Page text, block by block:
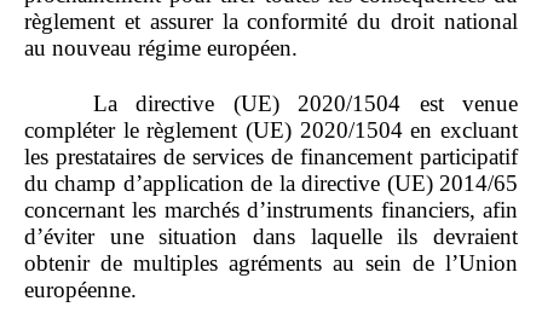
règlement et assurer la conformité du droit national
au nouveau régime européen.
La directive (UE) 2020/1504 est venue
compléter le règlement (UE) 2020/1504 en excluant
les prestataires de services de financement participatif
du champ d’application de la directive (UE) 2014/65
concernant les marchés d’instruments financiers, afin
d’éviter une situation dans laquelle ils devraient
obtenir de multiples agréments au sein de l’Union
européenne.